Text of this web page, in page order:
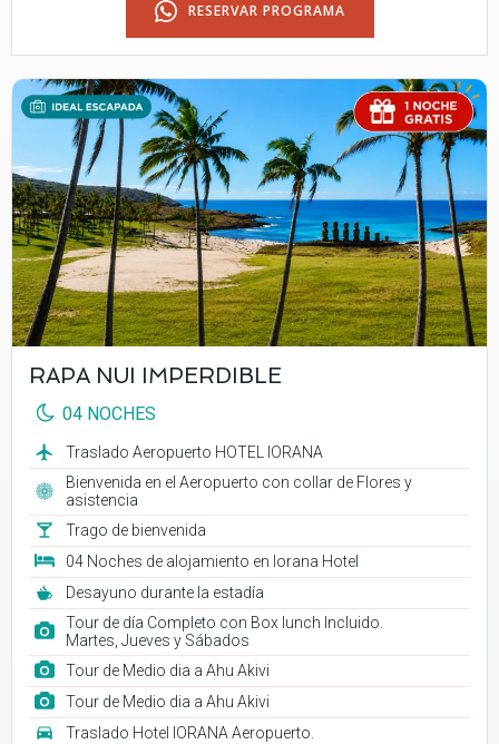
RESERVAR PROGRAMA
RAPA NUI IMPERDIBLE
04 NOCHES
Traslado Aeropuerto HOTEL IORANA
Bienvenida en el Aeropuerto con collar de Flores y
asistencia
Trago de bienvenida
04 Noches de alojamiento en Iorana Hotel
Desayuno durante la estadía
Tour de día Completo con Box lunch Incluido.
Martes, Jueves y Sábados
Tour de Medio dia a Ahu Akivi
Tour de Medio dia a Ahu Akivi
Traslado Hotel IORANA Aeropuerto.